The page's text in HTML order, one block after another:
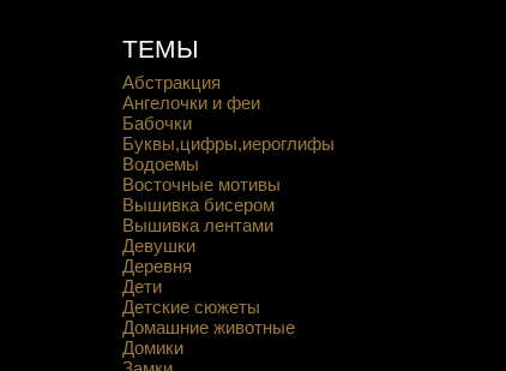
ТЕМЫ
Абстракция
Ангелочки и феи
Бабочки
Буквы,цифры,иероглифы
Водоемы
Восточные мотивы
Вышивка бисером
Вышивка лентами
Девушки
Деревня
Дети
Детские сюжеты
Домашние животные
Домики